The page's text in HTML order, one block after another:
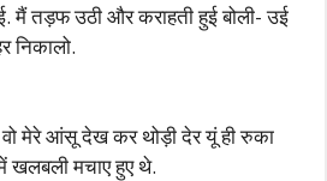
मैं तड़फ उठी और कराहती हुई बोली- उई
निकालो.
मेरे आंसू देख कर थोड़ी देर यूं ही रुका
खलबली मचाए हुए थे.